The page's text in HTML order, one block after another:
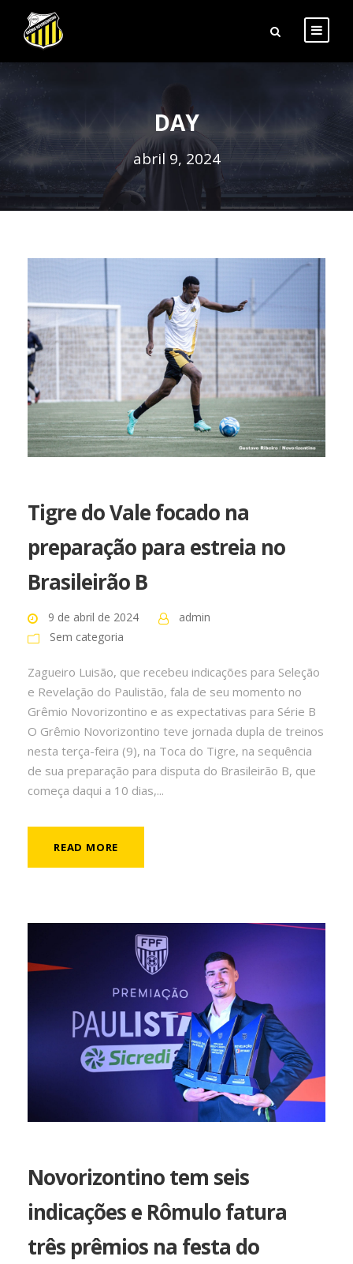
DAY
abril 9, 2024
Tigre do Vale focado na
preparação para estreia no
Brasileirão B
9 de abril de 2024
admin
Sem categoria
Zagueiro Luisão, que recebeu indicações para Seleção
e Revelação do Paulistão, fala de seu momento no
Grêmio Novorizontino e as expectativas para Série B
O Grêmio Novorizontino teve jornada dupla de treinos
nesta terça-feira (9), na Toca do Tigre, na sequência
de sua preparação para disputa do Brasileirão B, que
começa daqui a 10 dias,...
READ MORE
Novorizontino tem seis
indicações e Rômulo fatura
três prêmios na festa do